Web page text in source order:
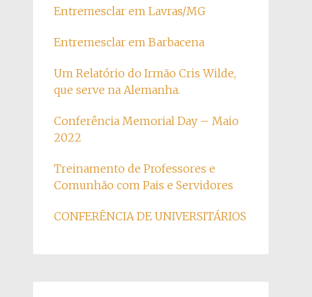
Entremesclar em Lavras/MG
Entremesclar em Barbacena
Um Relatório do Irmão Cris Wilde,
que serve na Alemanha.
Conferência Memorial Day – Maio
2022
Treinamento de Professores e
Comunhão com Pais e Servidores
CONFERÊNCIA DE UNIVERSITÁRIOS